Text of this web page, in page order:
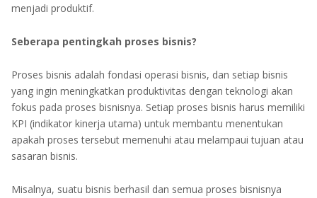
menjadi produktif.
Seberapa pentingkah proses bisnis?
Proses bisnis adalah fondasi operasi bisnis, dan setiap bisnis
yang ingin meningkatkan produktivitas dengan teknologi akan
fokus pada proses bisnisnya. Setiap proses bisnis harus memiliki
KPI (indikator kinerja utama) untuk membantu menentukan
apakah proses tersebut memenuhi atau melampaui tujuan atau
sasaran bisnis.
Misalnya, suatu bisnis berhasil dan semua proses bisnisnya